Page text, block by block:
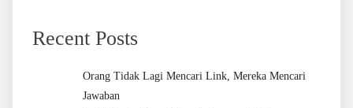
Recent Posts
Orang Tidak Lagi Mencari Link, Mereka Mencari
Jawaban